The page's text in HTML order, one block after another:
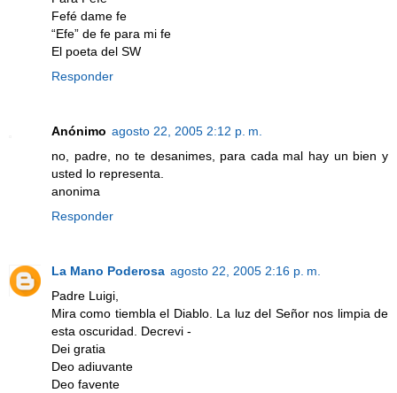
Fefé dame fe
“Efe” de fe para mi fe
El poeta del SW
Responder
Anónimo agosto 22, 2005 2:12 p. m.
no, padre, no te desanimes, para cada mal hay un bien y
usted lo representa.
anonima
Responder
La Mano Poderosa agosto 22, 2005 2:16 p. m.
Padre Luigi,
Mira como tiembla el Diablo. La luz del Señor nos limpia de
esta oscuridad. Decrevi -
Dei gratia
Deo adiuvante
Deo favente